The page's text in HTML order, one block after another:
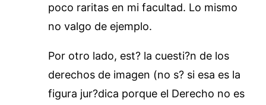
poco raritas en mi facultad. Lo mismo
no valgo de ejemplo.
Por otro lado, est? la cuesti?n de los
derechos de imagen (no s? si esa es la
figura jur?dica porque el Derecho no es